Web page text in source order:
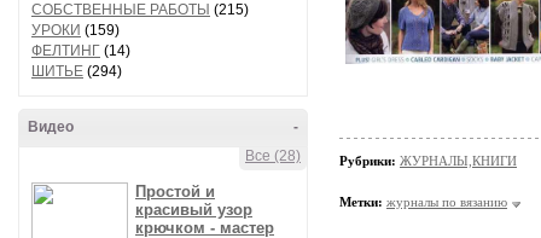
СОБСТВЕННЫЕ РАБОТЫ (215)
УРОКИ (159)
ФЕЛТИНГ (14)
ШИТЬЕ (294)
-
Видео
Все (28)
Простой и
красивый узор
крючком - мастер
Рубрики: ЖУРНАЛЫ,КНИГИ
Метки: журналы по вязанию